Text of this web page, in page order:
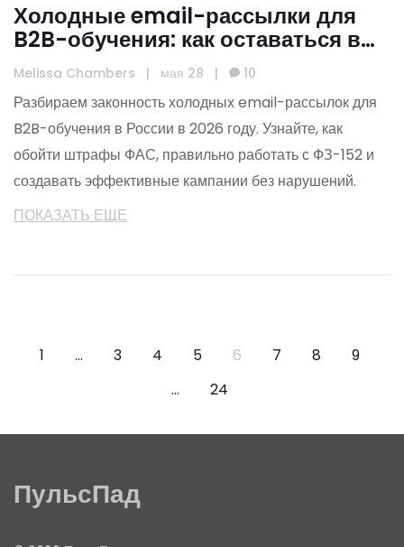
Холодные email-рассылки для
B2B-обучения: как оставаться в
рамках закона в России
Melissa Chambers | мая 28 | 10
Разбираем законность холодных email-рассылок для
B2B-обучения в России в 2026 году. Узнайте, как
обойти штрафы ФАС, правильно работать с ФЗ-152 и
создавать эффективные кампании без нарушений.
ПОКАЗАТЬ ЕЩЕ
1 … 3 4 5 6 7 8
9
…
24
ПульсПад